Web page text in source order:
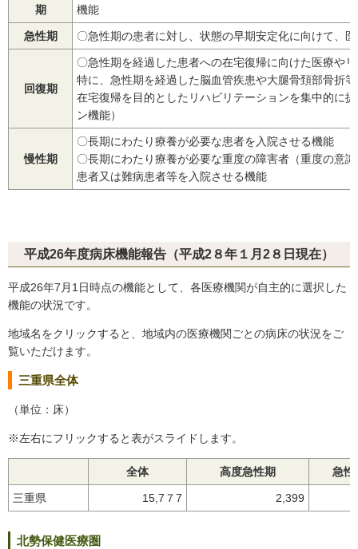
期
機能
急性期 〇急性期の患者に対し、状態の早期安定化に向けて、
回復期
〇急性期を経過した患者への在宅復帰に向けた医療や
特に、急性期を経過した脳血管疾患や大腿骨頚部骨折
在宅復帰を目的としたリハビリテーションを集中的に
ン機能）
慢性期
〇長期にわたり療養が必要な患者を入院させる機能
〇長期にわたり療養が必要な重度の障害者（重度の意
患者又は難病患者等を入院させる機能
平成26年度病床機能報告（平成2８年１月2８日現在）
平成26年7月1日時点の機能として、各医療機関が自主的に選択した
機能の状況です。
地域名をクリックすると、地域内の医療機関ごとの病床の状況をご
覧いただけます。
三重県全体
（単位：床）
※左右にフリックすると表がスライドします。
全体 高度急性期 急性
三重県 15,7７7 2,399
北勢保健医療圏